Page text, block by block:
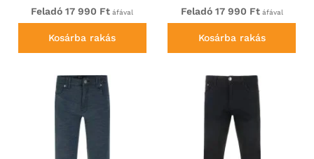
Feladó 17 990 Ft áfával
Kosárba rakás
Feladó 17 990 Ftáfával
Kosárba rakás